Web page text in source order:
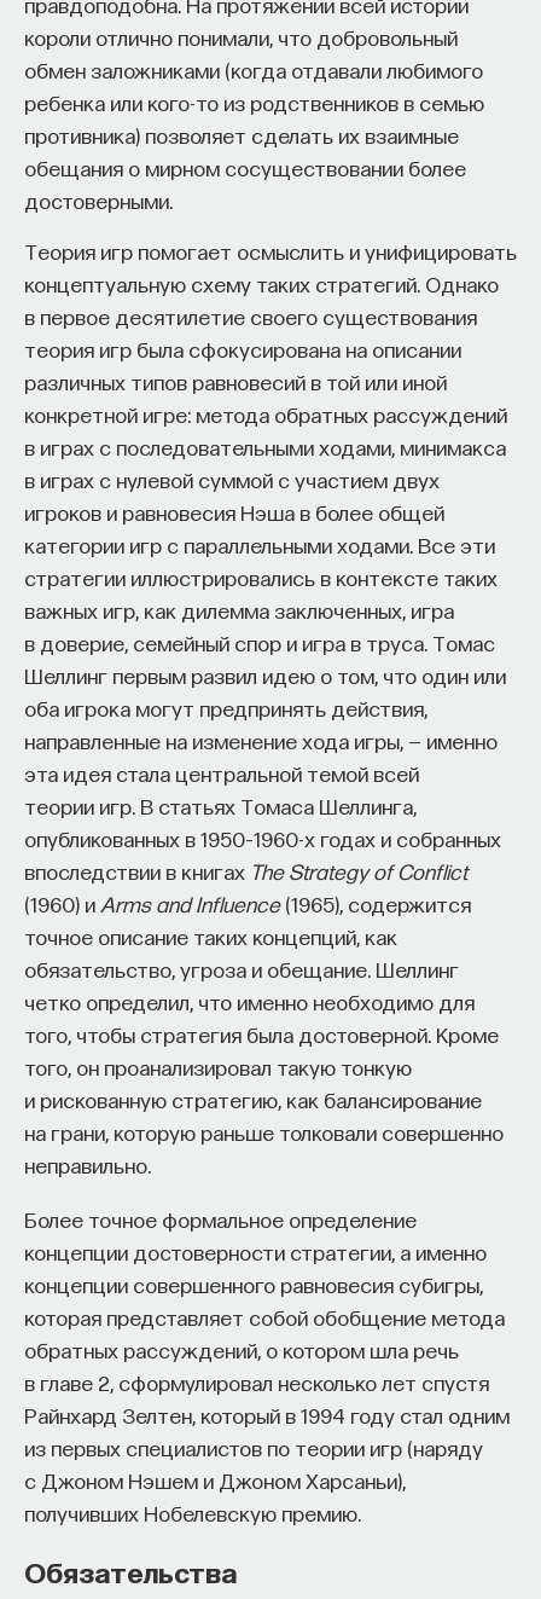
короли отлично понимали, что добровольный
обмен заложниками (когда отдавали любимого
ребенка или кого-то из родственников в семью
противника) позволяет сделать их взаимные
обещания о мирном сосуществовании более
достоверными.
Теория игр помогает осмыслить и унифицировать
концептуальную схему таких стратегий. Однако
в первое десятилетие своего существования
теория игр была сфокусирована на описании
различных типов равновесий в той или иной
конкретной игре: метода обратных рассуждений
в играх с последовательными ходами, минимакса
в играх с нулевой суммой с участием двух
игроков и равновесия Нэша в более общей
категории игр с параллельными ходами. Все эти
стратегии иллюстрировались в контексте таких
важных игр, как дилемма заключенных, игра
в доверие, семейный спор и игра в труса. Томас
Шеллинг первым развил идею о том, что один или
оба игрока могут предпринять действия,
направленные на изменение хода игры, — именно
эта идея стала центральной темой всей
теории игр. В статьях Томаса Шеллинга,
опубликованных в 1950–1960-х годах и собранных
впоследствии в книгах The Strategy of Conflict
(1960) и Arms and Influence(1965), содержится
точное описание таких концепций, как
обязательство, угроза и обещание. Шеллинг
четко определил, что именно необходимо для
того, чтобы стратегия была достоверной. Кроме
того, он проанализировал такую тонкую
и рискованную стратегию, как балансирование
на грани, которую раньше толковали совершенно
неправильно.
Более точное формальное определение
концепции достоверности стратегии, а именно
концепции совершенного равновесия субигры,
которая представляет собой обобщение метода
обратных рассуждений, о котором шла речь
в главе 2, сформулировал несколько лет спустя
Райнхард Зелтен, который в 1994 году стал одним
из первых специалистов по теории игр (наряду
с Джоном Нэшем и Джоном Харсаньи),
получивших Нобелевскую премию.
Обязательства